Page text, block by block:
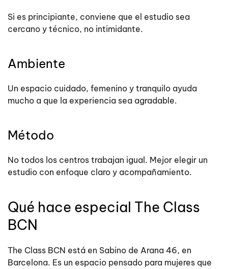
Si es principiante, conviene que el estudio sea
cercano y técnico, no intimidante.
Ambiente
Un espacio cuidado, femenino y tranquilo ayuda
mucho a que la experiencia sea agradable.
Método
No todos los centros trabajan igual. Mejor elegir un
estudio con enfoque claro y acompañamiento.
Qué hace especial The Class
BCN
The Class BCN está en Sabino de Arana 46, en
Barcelona. Es un espacio pensado para mujeres que